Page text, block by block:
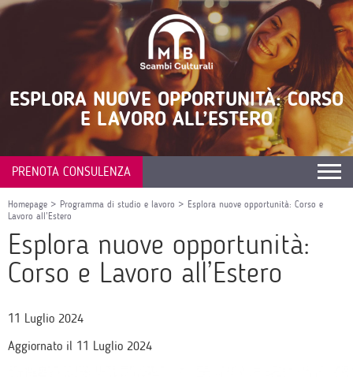
ESPLORA NUOVE OPPORTUNITÀ: CORSO
E LAVORO ALL’ESTERO
PRENOTA CONSULENZA
Homepage > Programma di studio e lavoro > Esplora nuove opportunità: Corso e
Lavoro all’Estero
Esplora nuove opportunità:
Corso e Lavoro all’Estero
11 Luglio 2024
Aggiornato il 11 Luglio 2024